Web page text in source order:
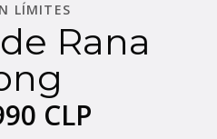
LÍMITES
Rana
CLP